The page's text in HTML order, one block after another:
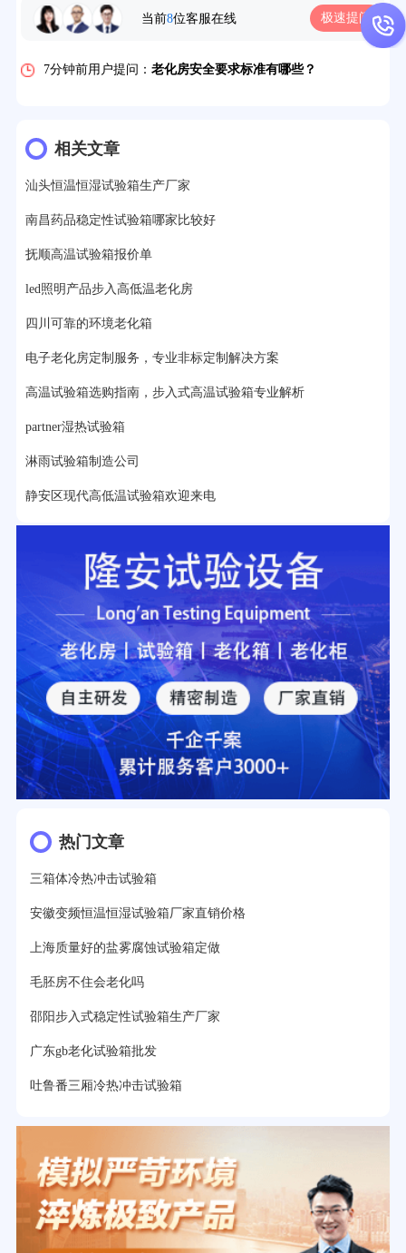
当前8位客服在线 极速提问
5分钟前用户提问：高温恒温试验箱待机温度多少？
32分钟前用户提问： 氙灯老化试验箱价格多少？
2分钟前用户提问：
相关文章
汕头恒温恒湿试验箱生产厂家
南昌药品稳定性试验箱哪家比较好
抚顺高温试验箱报价单
led照明产品步入高低温老化房
四川可靠的环境老化箱
电子老化房定制服务，专业非标定制解决方案
高温试验箱选购指南，步入式高温试验箱专业解析
partner湿热试验箱
淋雨试验箱制造公司
静安区现代高低温试验箱欢迎来电
热门文章
三箱体冷热冲击试验箱
安徽变频恒温恒湿试验箱厂家直销价格
上海质量好的盐雾腐蚀试验箱定做
毛胚房不住会老化吗
邵阳步入式稳定性试验箱生产厂家
广东gb老化试验箱批发
吐鲁番三厢冷热冲击试验箱